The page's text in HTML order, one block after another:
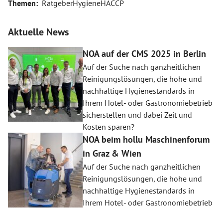
Themen: RatgeberHygieneHACCP
Aktuelle News
NOA auf der CMS 2025 in Berlin
Auf der Suche nach ganzheitlichen
Reinigungslösungen, die hohe und
nachhaltige Hygienestandards in
Ihrem Hotel- oder Gastronomiebetrieb
sicherstellen und dabei Zeit und
Kosten sparen?
NOA beim hollu Maschinenforum
in Graz & Wien
Auf der Suche nach ganzheitlichen
Reinigungslösungen, die hohe und
nachhaltige Hygienestandards in
Ihrem Hotel- oder Gastronomiebetrieb